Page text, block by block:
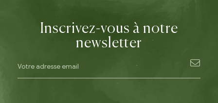
Inscrivez-vous à notre
newsletter